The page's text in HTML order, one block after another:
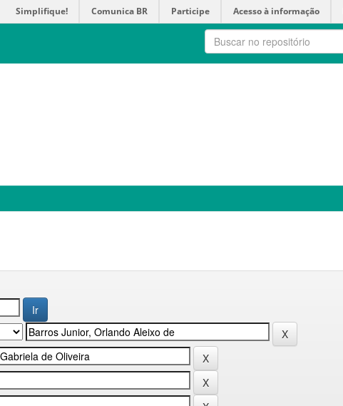
Simplifique! Comunica BR Participe Acesso à informação